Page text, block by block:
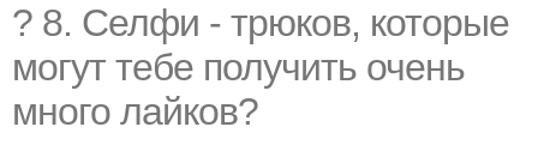
? 8. Селфи - трюков, которые
могут тебе получить очень
много лайков?